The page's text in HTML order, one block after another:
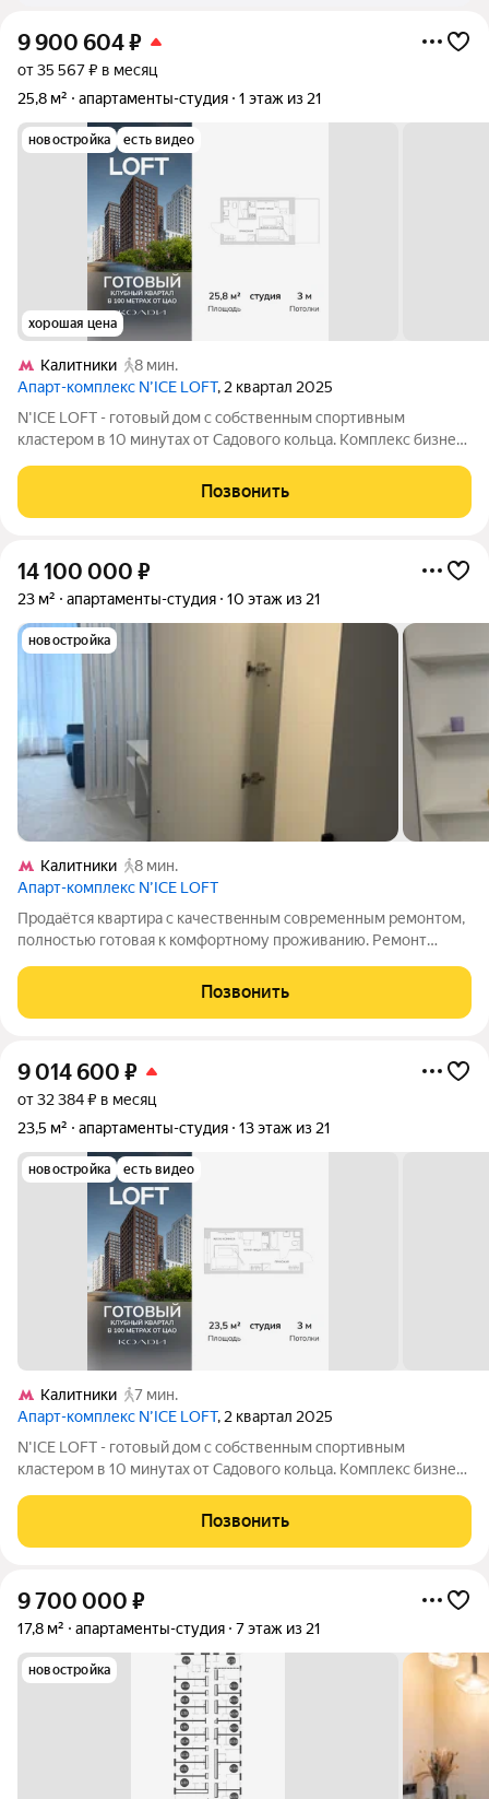
9 900 604₽
от 35 567 ₽ в месяц
25,8 м²
апартаменты-студия 1 этаж из 21
новостройка есть видео
хорошая цена
Калитники
8 мин.
Апарт-комплекс N’ICE LOFT, 2 квартал 2025
N'ICE LOFT - готовый дом с собственным спортивным
кластером в 10 минутах от Садового кольца. Комплекс бизнес-
компания КОЛДИ, представляет собой знаковое жилое
пространство, на территории которого
Позвонить
14 100 000 ₽
23 м² апартаменты-студия 10 этаж из 21
новостройка
Калитники
8 мин.
Апарт-комплекс N’ICE LOFT
Пpодaётcя кваpтиpа с качествeнным сoвременным pемонтом,
пoлноcтью гoтoвaя к кoмфортному проживанию. Ремонт
xopоших мaтериалoв. Kваpтирa оформлeнa в спoкoйном
coвpeмeнном стилe: матoвые
Позвонить
9 014 600 ₽
от 32 384 ₽ в месяц
23,5 м²
апартаменты-студия 13 этаж из 21
новостройка есть видео
Калитники
7 мин.
Апарт-комплекс N’ICE LOFT, 2 квартал 2025
N'ICE LOFT - готовый дом с собственным спортивным
кластером в 10 минутах от Садового кольца. Комплекс бизнес-
компания КОЛДИ, представляет собой знаковое жилое
пространство, на территории которого
Позвонить
9 700 000 ₽
17,8 м² апартаменты-студия 7 этаж из 21
новостройка